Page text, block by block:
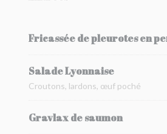
Fricassée de pleurotes en
Salade Lyonnaise
Croutons, lardons, œuf poché
Gravlax de saumon